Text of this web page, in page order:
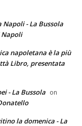
Napoli - La Bussola
Napoli
napoletana è la più
Libro, presentata
- La Bussola on
la domenica - La